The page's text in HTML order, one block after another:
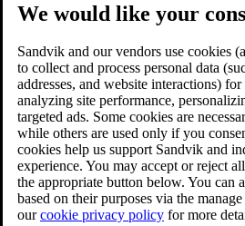
We would like your
Sandvik and our vendors use cookies
to collect and process personal data
addresses, and website interactions)
analyzing site performance,
targeted ads. Some cookies are
while others are used only if you
cookies help us support Sandvik and
experience. You may accept or reject
the appropriate button below. You can
based on their purposes via the
ourcookie privacy policy for more